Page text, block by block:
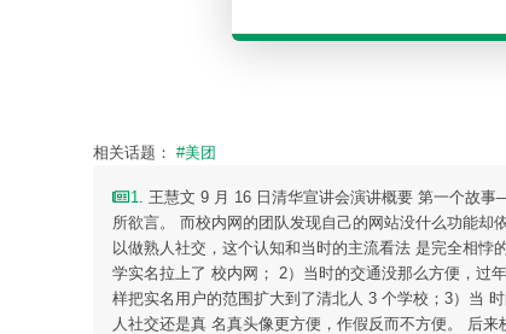
相关话题： #美团
1
. 王慧文 9 月 16 日清华宣讲会演讲概要 第一个故
所欲言。 而校内网的团队发现自己的网站没什么功能
以做熟人社交，这个认知和当时的主流看法 是完全相
学实名拉上了 校内网； 2）当时的交通没那么方便，过
样把实名用户的范围扩大到了清北人 3 个学校；3）当
人社交还是真 名真头像更方便，作假反而不方便。 后